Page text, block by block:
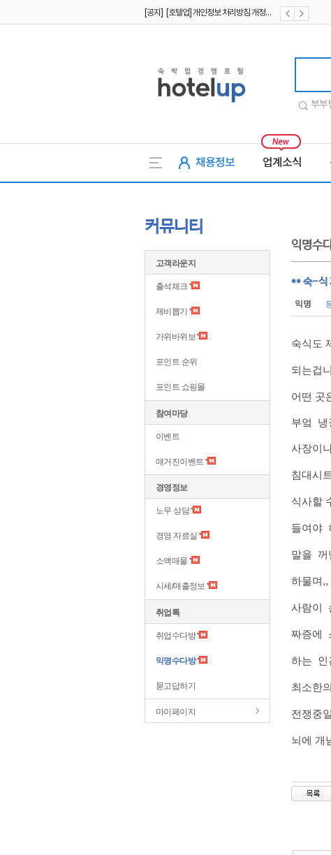
[공지] [호텔업] 개인정보 처리방침 개정본1 (19.09.02)
부부
채용정보 업계소식
커뮤니티
고객라운지
출석체크
제비뽑기
가위바위보
포인트 순위
포인트 쇼핑몰
참여마당
이벤트
매거진이벤트
경영정보
노무 상담
경영 자료실
소액매물
시세/매출정보
취업톡
취업수다방
익명수다방
묻고답하기
마이페이지
익명수
** 숙-식
익명
숙식도
되는겁
어떤 곳
부엌 냉
사장이
침대시
식사할
들여야
말을 꺼
하물며
사람이
짜증에
하는 인
최소한
전쟁중
뇌에 개